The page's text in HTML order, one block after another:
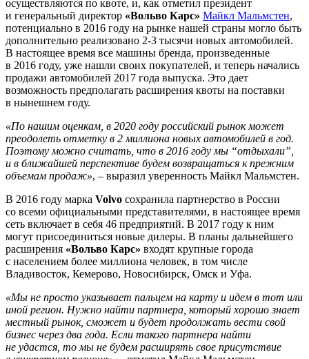
осуществляются по квоте, и, как отметил президент
и генеральный директор «Вольво Карс» Майкл Мальмстен,
потенциально в 2016 году на рынке нашей страны могло быть
дополнительно реализовано 2-3 тысячи новых автомобилей.
В настоящее время все машины бренда, произведенные
в 2016 году, уже нашли своих покупателей, и теперь начались
продажи автомобилей 2017 года выпуска. Это дает
возможность предполагать расширения квоты на поставки
в нынешнем году.
«По нашим оценкам, в 2020 году российский рынок может
преодолеть отметку в 2 миллиона новых автомобилей в год.
Поэтому можно считать, что в 2016 году мы “отдыхали”,
и в ближайшей перспективе будем возвращаться к прежним
объемам продаж», – выразил уверенность Майкл Мальмстен.
В 2016 году марка Volvo сохранила партнерство в России
со всеми официальными представителями, в настоящее время
сеть включает в себя 46 предприятий. В 2017 году к ним
могут присоединиться новые дилеры. В планы дальнейшего
расширения «Вольво Карс» входят крупные города
с населением более миллиона человек, в том числе
Владивосток, Кемерово, Новосибирск, Омск и Уфа.
«Мы не просто указывает пальцем на карту и идем в тот или
иной регион. Нужно найти партнера, который хорошо знает
местный рынок, сможет и будет продолжать вести свой
бизнес через два года. Если такого партнера найти
не удастся, то мы не будем расширять свое присутствие